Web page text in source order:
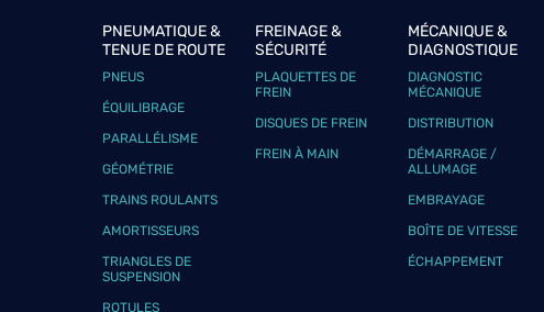
7
20.3 km
GARAGE MARTINELLI
33 CHEMIN DES REMPARTS
47360 PRAYSSAS
Fermé aujourd'hui
Téléphone
8
24.86
km
GARAGE RYCKMAN AUTOMOBILES
50 Rue Pierre de Coubertin
47240 BON-ENCONTRE
PNEUMATIQUE &
TENUE DE ROUTE
PNEUS
ÉQUILIBRAGE
PARALLÉLISME
GÉOMÉTRIE
TRAINS ROULANTS
AMORTISSEURS
TRIANGLES DE
SUSPENSION
ROTULES
FREINAGE &
SÉCURITÉ
PLAQUETTES DE
FREIN
DISQUES DE FREIN
FREIN À MAIN
MÉCANIQUE &
DIAGNOSTIQUE
DIAGNOSTIC
MÉCANIQUE
DISTRIBUTION
DÉMARRAGE /
ALLUMAGE
EMBRAYAGE
BOÎTE DE VITESSE
ÉCHAPPEMENT